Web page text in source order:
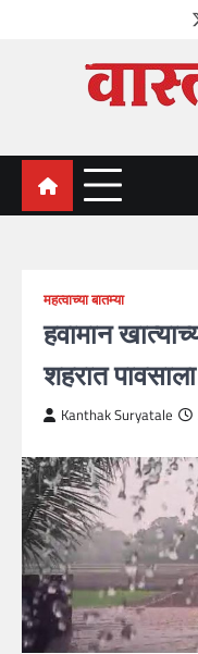
a leading NEWS
महत्वाच्या बातम्या
हवामान
शहरात
Kanthak Suryatale